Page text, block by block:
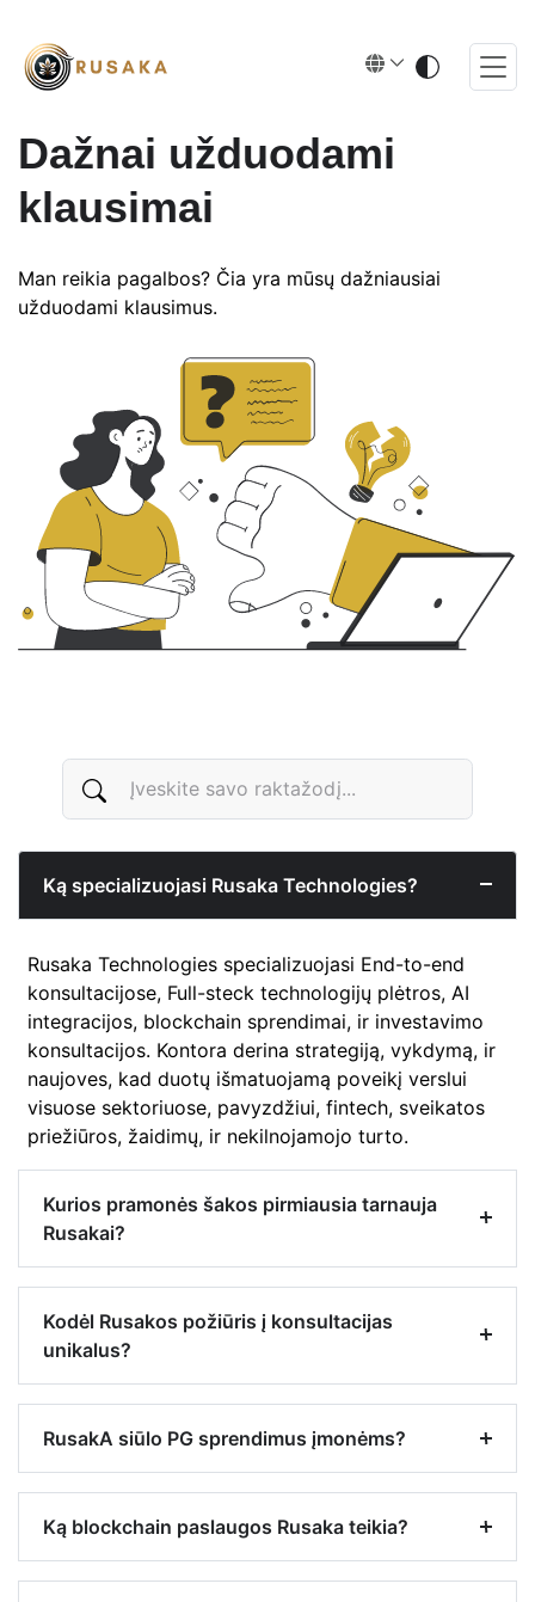
Dažnai užduodami
klausimai
Man reikia pagalbos? Čia yra mūsų dažniausiai
užduodami klausimus.
Ką specializuojasi Rusaka Technologies?
Rusaka Technologies specializuojasi End-to-end
konsultacijose, Full-steck technologijų plėtros, AI
integracijos, blockchain sprendimai, ir investavimo
konsultacijos. Kontora derina strategiją, vykdymą, ir
naujoves, kad duotų išmatuojamą poveikį verslui
visuose sektoriuose, pavyzdžiui, fintech, sveikatos
priežiūros, žaidimų, ir nekilnojamojo turto.
Kurios pramonės šakos pirmiausia tarnauja
Rusakai?
Kodėl Rusakos požiūris į konsultacijas
unikalus?
RusakA siūlo PG sprendimus įmonėms?
Ką blockchain paslaugos Rusaka teikia?